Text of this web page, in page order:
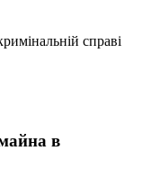
справі
в